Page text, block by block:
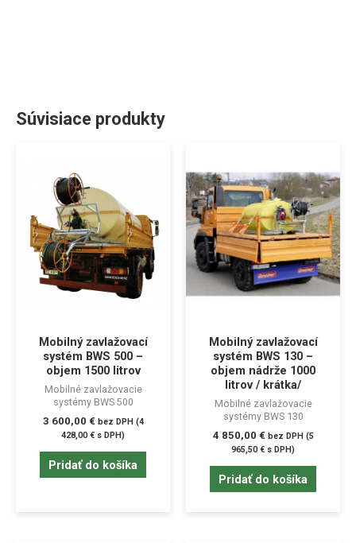
Súvisiace produkty
Mobilný zavlažovací
systém BWS 500 –
objem 1500 litrov
Mobilné zavlažovacie
systémy BWS 500
3 600,00 € bez DPH (4
428,00€ s DPH)
Pridať do košíka
Mobilný zavlažovací
systém BWS 130 –
objem nádrže 1000
litrov / krátka/
Mobilné zavlažovacie
systémy BWS 130
4 850,00 € bez DPH (5
965,50€ s DPH)
Pridať do košíka